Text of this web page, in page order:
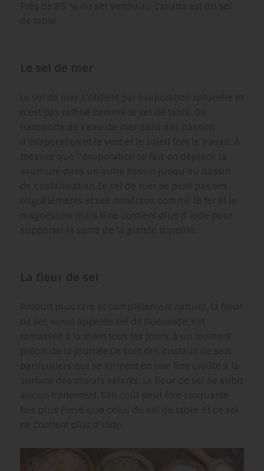
Près de 85 % du sel vendu au Canada est du sel
de table.
Le sel de mer
Le sel de mer s’obtient par évaporation naturelle et
n’est pas raffiné comme le sel de table. On
transporte de l’eau de mer dans des bassins
d’évaporation et le vent et le soleil font le travail. À
mesure que l’évaporation se fait, on déplace la
saumure dans un autre bassin jusqu’au bassin
de cristallisation. Le sel de mer ne perd pas ses
oligoéléments et ses minéraux comme le fer et le
magnésium mais il ne contient plus d’iode pour
supporter la santé de la glande thyroïde.
La fleur de sel
Produit plus rare et complètement naturel, la fleur
de sel, aussi appelée sel de Guérande, est
ramassée à la main tous les jours, à un moment
précis de la journée.Ce sont des cristaux de sels
particuliers qui se forment en une fine croûte à la
surface des marais salants. La fleur de sel ne subit
aucun traitement. Son coût peut être cinquante
fois plus élevé que celui du sel de table. Et ce sel
ne contient plus d’iode.